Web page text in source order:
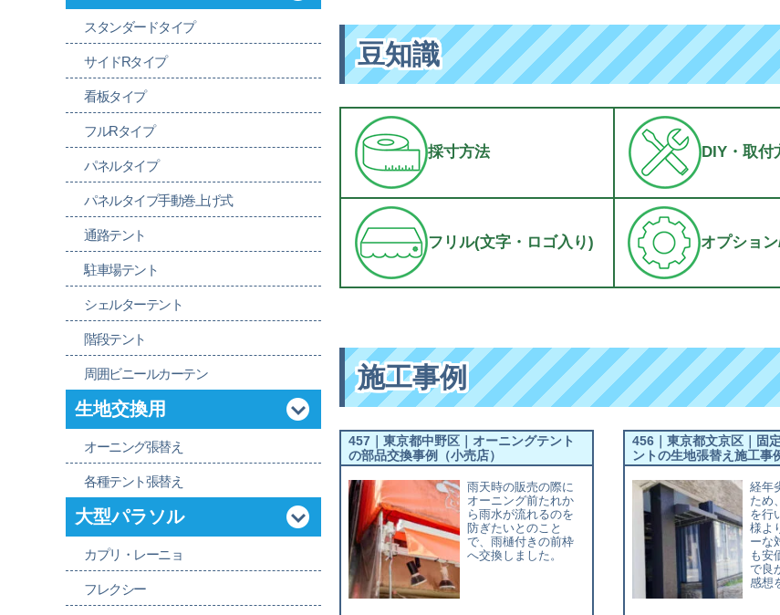
豆知識
採寸方法 DIY・取付
フリル(文字・ロゴ入り) オプショ
施工事例
457｜東京都中野区｜オーニングテント
の部品交換事例（小売店）
雨天時の販売の際に
オーニング前たれか
ら雨水が流れるのを
防ぎたいとのこと
で、雨樋付きの前枠
へ交換しました。
456｜東京都文京区｜固
ントの生地張替え施工事
経年
ため
を行
様よ
ーな
も安
で良
感想
スタンダードタイプ
サイドRタイプ
看板タイプ
フルRタイプ
パネルタイプ
パネルタイプ手動巻上げ式
通路テント
駐車場テント
シェルターテント
階段テント
周囲ビニールカーテン
生地交換用
オーニング張替え
各種テント張替え
大型パラソル
カプリ・レーニョ
フレクシー